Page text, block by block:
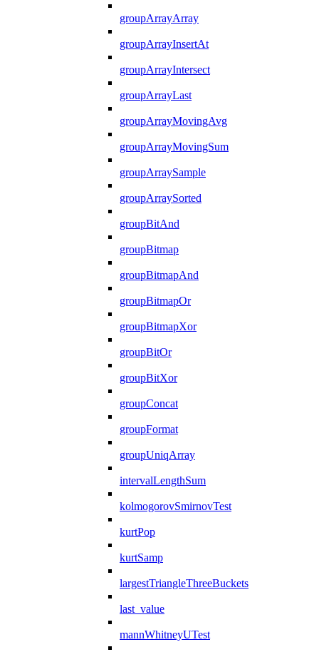
groupArrayArray
groupArrayInsertAt
groupArrayIntersect
groupArrayLast
groupArrayMovingAvg
groupArrayMovingSum
groupArraySample
groupArraySorted
groupBitAnd
groupBitmap
groupBitmapAnd
groupBitmapOr
groupBitmapXor
groupBitOr
groupBitXor
groupConcat
groupFormat
groupUniqArray
intervalLengthSum
kolmogorovSmirnovTest
kurtPop
kurtSamp
largestTriangleThreeBuckets
last_value
mannWhitneyUTest